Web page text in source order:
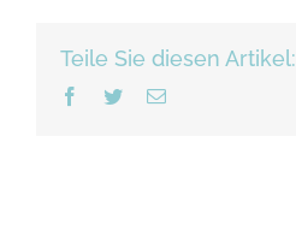
Teile Sie diesen Artikel:
Facebook
TwitterEmail